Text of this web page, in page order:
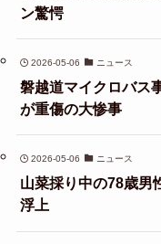
ン驚愕
2026-05-06 ニュース
磐越道マイクロバス
が重傷の大惨事
2026-05-06 ニュース
山菜採り中の78歳男
浮上